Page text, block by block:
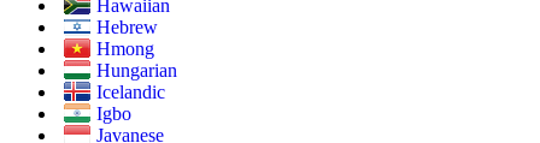
Hawaiian
Hebrew
Hmong
Hungarian
Icelandic
Igbo
Javanese